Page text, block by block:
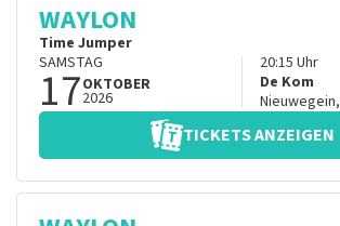
WAYLON
Time Jumper
SAMSTAG
17OKTOBER
2026
20:15 Uhr
De Kom
Nieuwegein,
TICKETS ANZEIGEN